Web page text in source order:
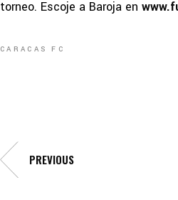
torneo. Escoje a Baroja en
CARACAS FC
PREVIOUS